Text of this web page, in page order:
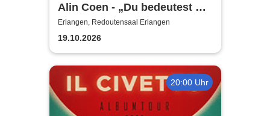
Alin Coen - „Du bedeutest mir
die Welt“-Tour
Erlangen, Redoutensaal Erlangen
19.10.2026
20:00 Uhr